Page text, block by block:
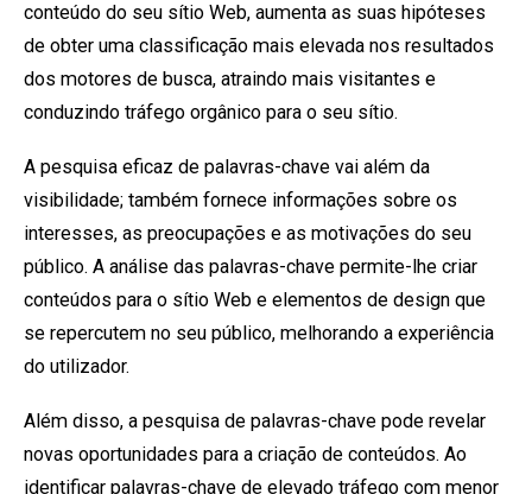
conteúdo do seu sítio Web, aumenta as suas hipóteses
de obter uma classificação mais elevada nos resultados
dos motores de busca, atraindo mais visitantes e
conduzindo tráfego orgânico para o seu sítio.
A pesquisa eficaz de palavras-chave vai além da
visibilidade; também fornece informações sobre os
interesses, as preocupações e as motivações do seu
público. A análise das palavras-chave permite-lhe criar
conteúdos para o sítio Web e elementos de design que
se repercutem no seu público, melhorando a experiência
do utilizador.
Além disso, a pesquisa de palavras-chave pode revelar
novas oportunidades para a criação de conteúdos. Ao
identificar palavras-chave de elevado tráfego com menor